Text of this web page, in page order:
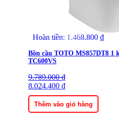
Hoàn tiền: 1.468.800 ₫
Bồn cầu TOTO MS857DT8 1
TC600VS
9.789.000₫
Giá
gốc
là:
9.789.000 ₫.
8.024.400 ₫
Giá
hiện
tại
là:
8.024.400 ₫.
Thêm vào giỏ hàng